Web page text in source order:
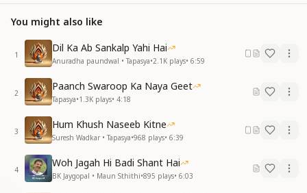
secondary.
Where silence resides, truth itself becomes
knowledge.
In silence, the supreme light is attained.
Through silence, the divine sky opens.
Through silence, every thirst is dissolved.
In silence alone dwells the Supreme.
He is silence, He is silence —
the very root of spiritual discipline.
He is a priceless diamond.
From silence radiates divine illumination.
Through silence, vices are destroyed.
Silence itself is the soul’s true faith.
You might also like
1
Dil Ka Ab Sankalp Yahi Hai
Anuradha paundwal • Tapasya•2.1K plays• 6:59
2
Paanch Swaroop Ka Naya Geet
Tapasya•1.3K plays• 4:18
3
Hum Khush Naseeb Kitne
Suresh Wadkar • Tapasya•968 plays• 6:39
4
Woh Jagah Hi Badi Shant Hai
BK Jaygopal • Maun Sthithi•895 plays• 6:03